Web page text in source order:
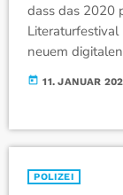
dass das 2020
neuem
today 11. JANUAR
POLIZEI